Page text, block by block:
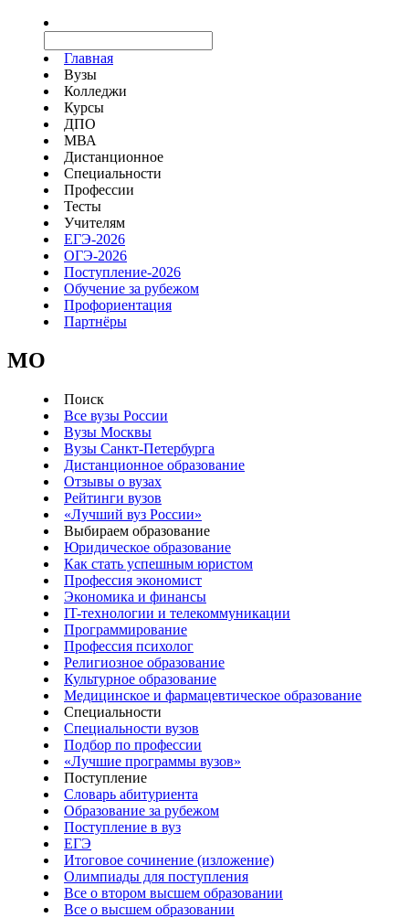
Главная
Вузы
Колледжи
Курсы
ДПО
МВА
Дистанционное
Специальности
Профессии
Тесты
Учителям
ЕГЭ-2026
ОГЭ-2026
Поступление-2026
Обучение за рубежом
Профориентация
Партнёры
MO
Поиск
Все вузы России
Вузы Москвы
Вузы Санкт-Петербурга
Дистанционное образование
Отзывы о вузах
Рейтинги вузов
«Лучший вуз России»
Выбираем образование
Юридическое образование
Как стать успешным юристом
Профессия экономист
Экономика и финансы
IT-технологии и телекоммуникации
Программирование
Профессия психолог
Религиозное образование
Культурное образование
Медицинское и фармацевтическое образование
Специальности
Специальности вузов
Подбор по профессии
«Лучшие программы вузов»
Поступление
Словарь абитуриента
Образование за рубежом
Поступление в вуз
ЕГЭ
Итоговое сочинение (изложение)
Олимпиады для поступления
Все о втором высшем образовании
Все о высшем образовании